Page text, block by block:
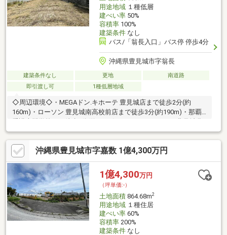
用途地域１種低層
建ぺい率50%
容積率100%
建築条件なし
バス/「翁長入口」バス停 停歩4分
沖縄県豊見城市字翁長
建築条件なし 更地
南道路
即引渡し可
1種低層地域
◇周辺環境◇・MEGAドン.キホーテ 豊見城店まで徒歩2分(約
160m)・ローソン 豊見城南高校前店まで徒歩3分(約190m)・那覇
看護専門学校まで徒歩5分(約370m)・ファミリーマート 豊見城翁
長店まで徒歩5分(約380m)・沖縄県立豊見城南高等学校まで徒歩7
分(約510m)・豊崎中学校まで徒歩10分(約780m)・翁長南公園まで
徒歩10分(約740m)
沖縄県豊見城市字嘉数 1億4,300万円
1億4,300万円
（坪単価:-）
土地面積864.68m2
用途地域１種住居
建ぺい率60%
容積率200%
建築条件なし